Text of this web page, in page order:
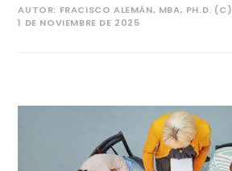
AUTOR: FRACISCO ALEMÁN, MBA, PH.D. (C)
1 DE NOVIEMBRE DE 2025